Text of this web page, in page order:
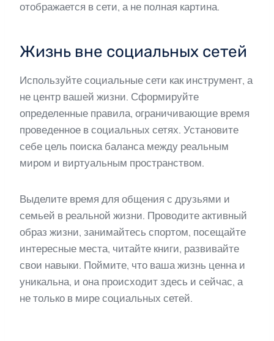
отображается в сети, а не полная картина.
Жизнь вне социальных сетей
Используйте социальные сети как инструмент, а
не центр вашей жизни. Сформируйте
определенные правила, ограничивающие время
проведенное в социальных сетях. Установите
себе цель поиска баланса между реальным
миром и виртуальным пространством.
Выделите время для общения с друзьями и
семьей в реальной жизни. Проводите активный
образ жизни, занимайтесь спортом, посещайте
интересные места, читайте книги, развивайте
свои навыки. Поймите, что ваша жизнь ценна и
уникальна, и она происходит здесь и сейчас, а
не только в мире социальных сетей.